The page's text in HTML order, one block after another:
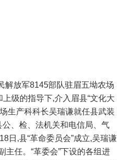
放军8145部队驻眉五坳农场
级的指导下,介入眉县“文化大
场生产科科长吴瑞谦就任县武装
公、检、法机关和电信局、气
日,县“革命委员会”成立,吴瑞谦
主任。“革委会”下设的各组进